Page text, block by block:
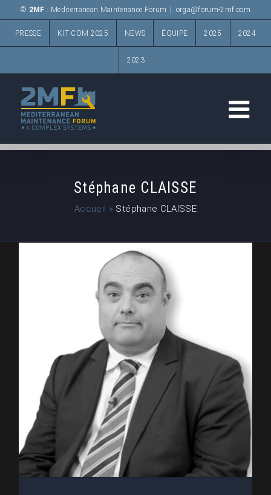
Passer
contenu
© 2MF : Mediterranean Maintenance Forum orga@forum-2mf.com
PRESSE KIT COM 2025 NEWS ÉQUIPE 2025 2024
2023
Stéphane CLAISSE
Accueil » Stéphane CLAISSE
Stéphane CLAISSE • System
Factory – TVT : Intervenant au
Forum 2MF (2024)